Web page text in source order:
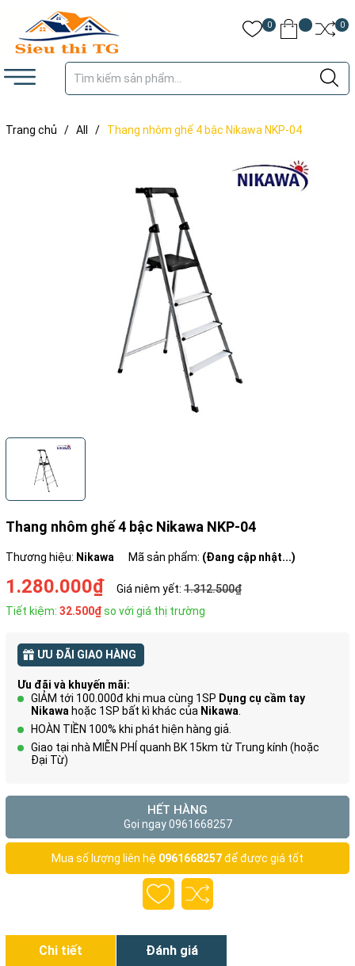
0 0
Trang chủ / All / Thang nhôm ghế 4 bậc Nikawa NKP-04
Thang nhôm ghế 4 bậc Nikawa NKP-04
Thương hiệu: Nikawa Mã sản phẩm: (Đang cập nhật...)
1.280.000₫ Giá niêm yết: 1.312.500₫
Tiết kiệm: 32.500₫so với giá thị trường
ƯU ĐÃI GIAO HÀNG
Ưu đãi và khuyến mãi:
GIẢM tới 100.000đ khi mua cùng 1SP Dụng cụ cầm tay
Nikawa hoặc 1SP bất kì khác của Nikawa
HOÀN TIỀN 100% khi phát hiện hàng giả.
Giao tại nhà MIỄN PHÍ quanh BK 15km từ Trung kính (hoặc
Đại Từ)
HẾT HÀNG
Gọi ngay 0961668257
Mua số lượng liên hệ 0961668257để được giá tốt
Chi tiết Đánh giá